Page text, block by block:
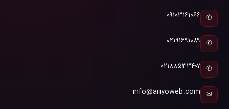
✆ ۰۹۱۰۳۱۶۱۰۶۶
✆ ۰۲۱۹۱۶۹۱۰۸۹
✆ ۰۲۱۸۸۵۳۳۴۰۷
✉
info@ariyoweb.com